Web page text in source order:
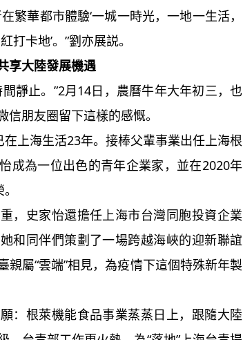
華都市體驗‘一城一時光，一地一生活，
打卡地’。”劉亦展説。
享大陸發展機遇
止。”2月14日，農曆牛年大年初三，也
朋友圈留下這樣的感慨。
上海生活23年。接棒父輩事業出任上海根
成為一位出色的青年企業家，並在2020年
史家怡還擔任上海市台灣同胞投資企業
和同伴們策劃了一場跨越海峽的迎新聯誼
親屬“雲端”相見，為疫情下這個特殊新年製
根萊機能食品事業蒸蒸日上，跟隨大陸